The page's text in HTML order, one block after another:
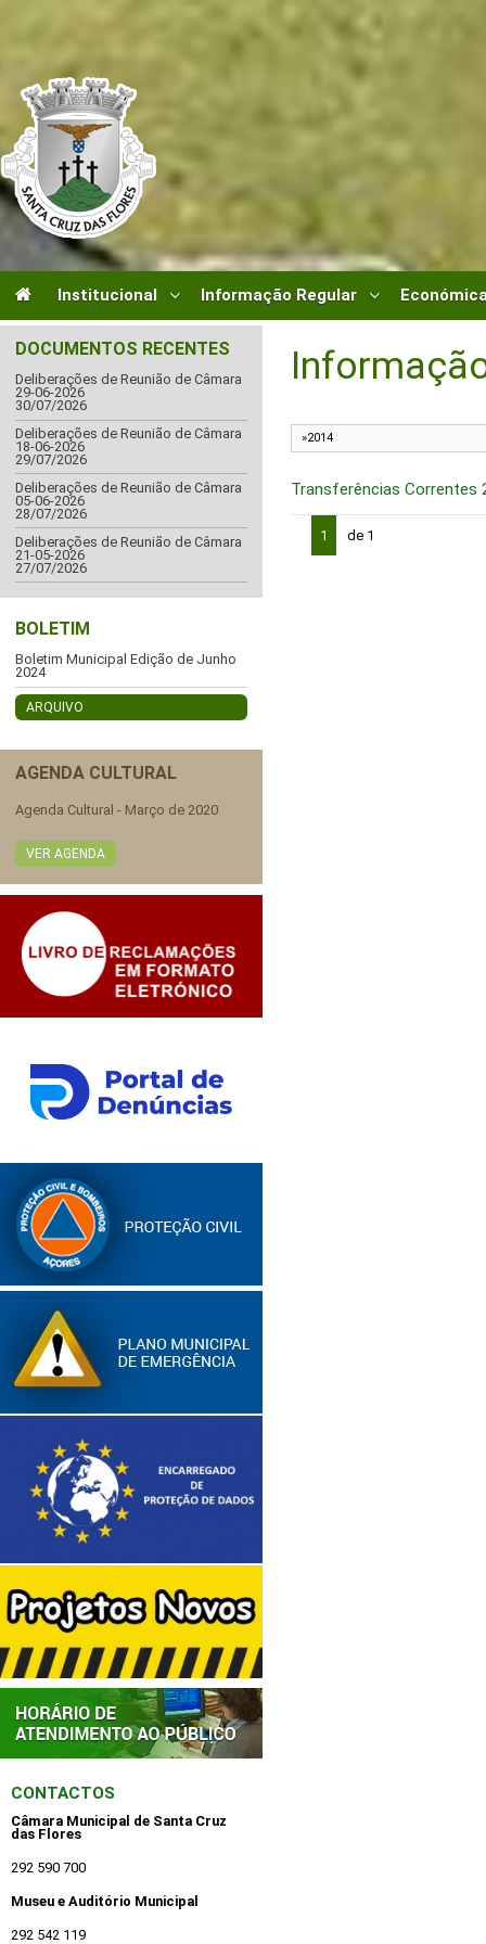
Institucional Informação Regular
DOCUMENTOS RECENTES
Deliberações de Reunião de Câmara
29-06-2026
30/07/2026
Deliberações de Reunião de Câmara
18-06-2026
29/07/2026
Deliberações de Reunião de Câmara
05-06-2026
28/07/2026
Deliberações de Reunião de Câmara
21-05-2026
27/07/2026
BOLETIM
Boletim Municipal Edição de Junho
2024
ARQUIVO
AGENDA CULTURAL
Agenda Cultural - Março de 2020
VER AGENDA
CONTACTOS
Câmara Municipal de Santa Cruz
das Flores
292 590 700
Museu e Auditório Municipal
292 542 119
Transferências Correntes
1 de 1